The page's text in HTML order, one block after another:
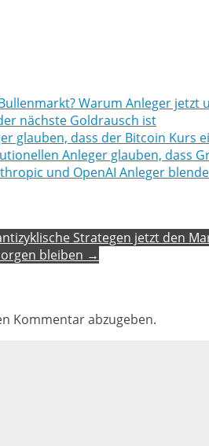
Warum Anleger jetzt
nächste Goldrausch ist​​​​​​​
glauben, dass der Bitcoin Kurs
Anleger glauben,
und OpenAI Anleger
Strategen jetzt den
bleiben →
Kommentar abzugeben.